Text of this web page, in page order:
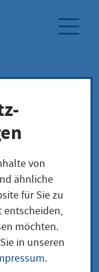
von
ähnliche
für Sie zu
entscheiden,
möchten.
in unseren
.